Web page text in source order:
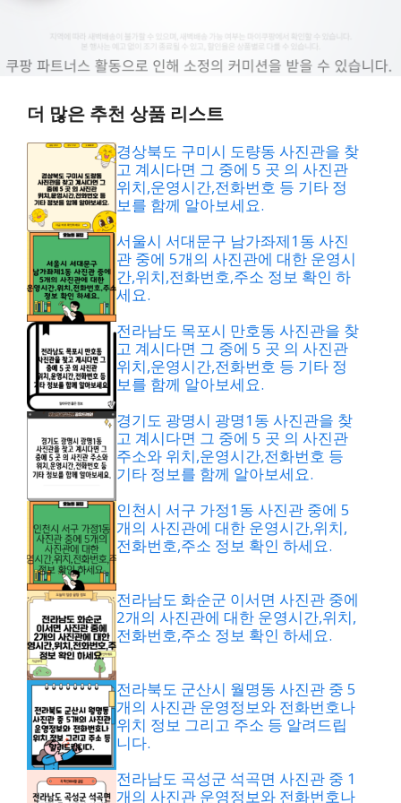
더 많은 추천 상품 리스트
경상북도 구미시 도량동 사진관을 찾
고 계시다면 그 중에 5 곳 의 사진관
위치,운영시간,전화번호 등 기타 정
보를 함께 알아보세요.
서울시 서대문구 남가좌제1동 사진
관 중에 5개의 사진관에 대한 운영시
간,위치,전화번호,주소 정보 확인 하
세요.
전라남도 목포시 만호동 사진관을 찾
고 계시다면 그 중에 5 곳 의 사진관
위치,운영시간,전화번호 등 기타 정
보를 함께 알아보세요.
경기도 광명시 광명1동 사진관을 찾
고 계시다면 그 중에 5 곳 의 사진관
주소와 위치,운영시간,전화번호 등
기타 정보를 함께 알아보세요.
인천시 서구 가정1동 사진관 중에 5
개의 사진관에 대한 운영시간,위치,
전화번호,주소 정보 확인 하세요.
전라남도 화순군 이서면 사진관 중에
2개의 사진관에 대한 운영시간,위치,
전화번호,주소 정보 확인 하세요.
전라북도 군산시 월명동 사진관 중 5
개의 사진관 운영정보와 전화번호나
위치 정보 그리고 주소 등 알려드립
니다.
전라남도 곡성군 석곡면 사진관 중 1
개의 사진관 운영정보와 전화번호나